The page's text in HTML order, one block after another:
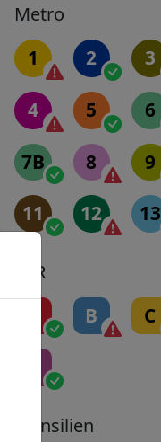
Metro
1 2 3
4 5 6
7B 8 9
11 12 13
RER
B C
Transilien